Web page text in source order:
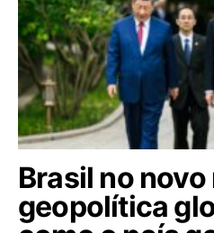
Brasil no novo
geopolítica